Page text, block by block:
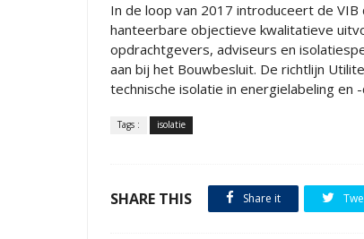
In de loop van 2017 introduceert de
hanteerbare objectieve kwalitatieve
opdrachtgevers, adviseurs en
aan bij het Bouwbesluit. De richtlijn
technische isolatie in energielabeling en
Tags : isolatie
SHARE THIS Share it